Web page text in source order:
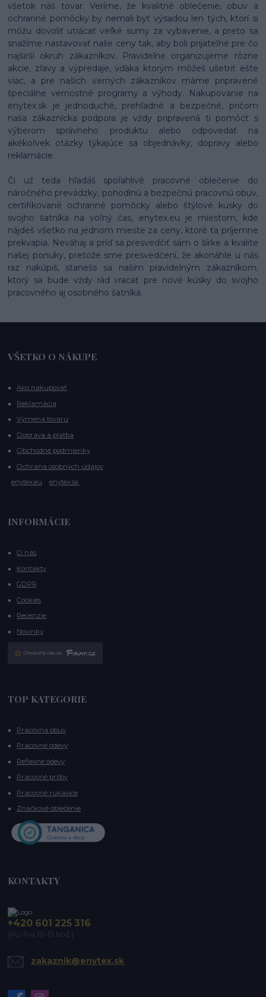
všetok náš tovar. Veríme, že kvalitné oblečenie, obuv a
ochranné pomôcky by nemali byť výsadou len tých, ktorí si
môžu dovoliť utrácať veľké sumy za vybavenie, a preto sa
snažíme nastavovať naše ceny tak, aby boli prijateľné pre čo
najširší okruh zákazníkov. Pravidelne organizujeme rôzne
akcie, zľavy a výpredaje, vďaka ktorým môžeš ušetriť ešte
viac, a pre našich verných zákazníkov máme pripravené
špeciálne vernostné programy a výhody. Nakupovanie na
enytex.sk je jednoduché, prehľadné a bezpečné, pričom
naša zákaznícka podpora je vždy pripravená ti pomôcť s
výberom správneho produktu alebo odpovedať na
akékoľvek otázky týkajúce sa objednávky, dopravy alebo
reklamácie.
Či už teda hľadáš spoľahlivé pracovné oblečenie do
náročného prevádzky, pohodlnú a bezpečnú pracovnú obuv,
certifikované ochranné pomôcky alebo štýlové kúsky do
svojho šatníka na voľný čas, enytex.eu je miestom, kde
nájdeš všetko na jednom mieste za ceny, ktoré ťa príjemne
prekvapia. Neváhaj a príď sa presvedčiť sám o šírke a kvalite
našej ponuky, pretože sme presvedčení, že akonáhle u nás
raz nakúpiš, stanešs sa našim pravidelným zákazníkom,
ktorý sa bude vždy rád vracať pre nové kúsky do svojho
pracovného aj osobného šatníka.
VŠETKO O NÁKUPE
Ako nakupovať
Reklamácia
Výmena tovaru
Doprava a platba
Obchodné podmienky
Ochrana osobných údajov
enytex.eu
enytex.sk
INFORMÁCIE
O nás
Kontakty
GDPR
Cookies
Recenzie
Novinky
TOP KATEGORIE
Pracovná obuv
Pracovné odevy
Reflexné odevy
Pracovné prilby
Pracovné rukavice
Značkové oblečenie
KONTAKTY
+420 601 225 316
(Po-Pia 10-13 hod.)
zakaznik@enytex.sk